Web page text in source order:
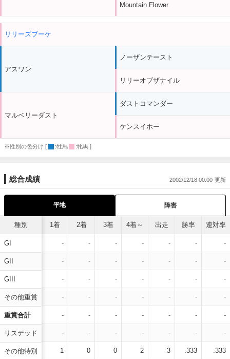
Mountain Flower
リリーズブーケ
アスワン
マルベリーダスト
ノーザンテースト
リリーオブザナイル
ダストコマンダー
ケンスイホー
※性別の色分け [ :牡馬 :牝馬 ]
総合成績 2002/12/18 00:00
平地 障害
種別
GI
GII
GIII
その他重賞
重賞合計
リステッド
その他特別
1着 2着 3着 4着～ 出走 勝率 連対率
- - - - - - -
- - - - - - -
- - - - - - -
- - - - - - -
- - - - - - -
- - - - - - -
1 0 0 2 3 .333 .333